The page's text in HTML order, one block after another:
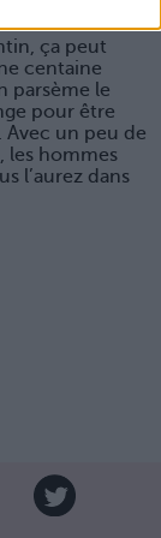
ça peut
centaine
parsème le
pour être
Avec un peu de
les hommes
l’aurez dans